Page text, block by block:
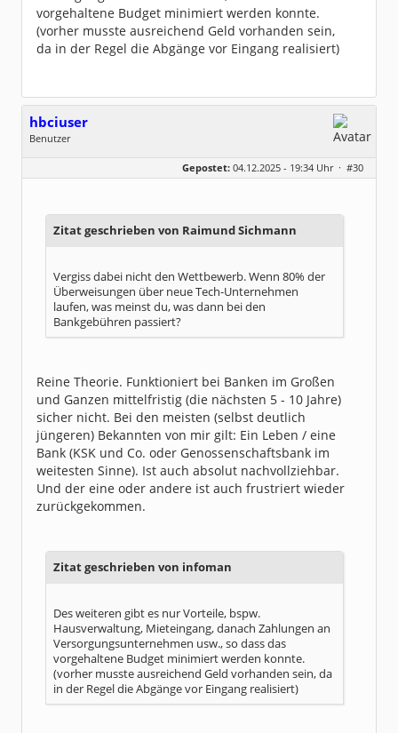
vorgehaltene Budget minimiert werden konnte.
(vorher musste ausreichend Geld vorhanden sein,
da in der Regel die Abgänge vor Eingang realisiert)
hbciuser
Benutzer
Dabei seit:
10 / 2017
Gepostet: 04.12.2025 - 19:34 Uhr · #30
Zitat geschrieben von Raimund Sichmann
Vergiss dabei nicht den Wettbewerb. Wenn 80% der
Überweisungen über neue Tech-Unternehmen
laufen, was meinst du, was dann bei den
Bankgebühren passiert?
Reine Theorie. Funktioniert bei Banken im Großen
und Ganzen mittelfristig (die nächsten 5 - 10 Jahre)
sicher nicht. Bei den meisten (selbst deutlich
jüngeren) Bekannten von mir gilt: Ein Leben / eine
Bank (KSK und Co. oder Genossenschaftsbank im
weitesten Sinne). Ist auch absolut nachvollziehbar.
Und der eine oder andere ist auch frustriert wieder
zurückgekommen.
Zitat geschrieben von infoman
Des weiteren gibt es nur Vorteile, bspw.
Hausverwaltung, Mieteingang, danach Zahlungen an
Versorgungsunternehmen usw., so dass das
vorgehaltene Budget minimiert werden konnte.
(vorher musste ausreichend Geld vorhanden sein, da
in der Regel die Abgänge vor Eingang realisiert)